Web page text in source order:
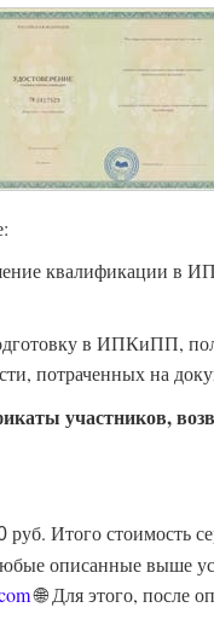
квалификации в
в ИПКиПП,
потраченных на
участников,
руб. Итого стоимость
описанные выше
🌐 Для этого, после